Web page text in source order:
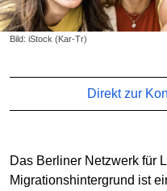
Bild: iStock (Kar-Tr)
Direkt zur
Das Berliner Netzwerk für
Migrationshintergrund ist